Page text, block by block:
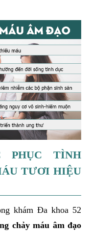
PHỤC TÌNH
TƯƠI HIỆU
khám Đa khoa 52
chảy máu âm đạo